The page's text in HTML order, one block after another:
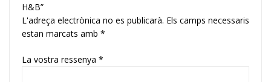
H&B”
L'adreça electrònica no es publicarà. Els camps necessaris
estan marcats amb *
La vostra ressenya *